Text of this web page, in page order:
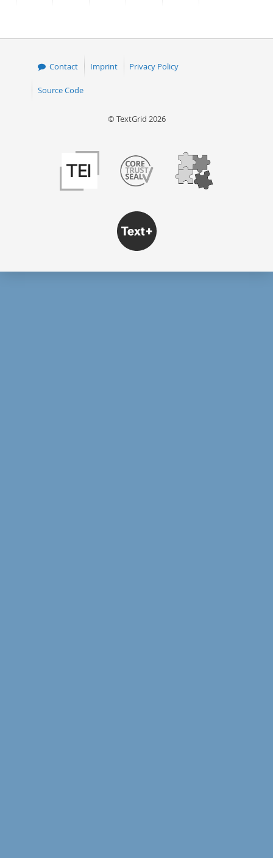
Contact Imprint Privacy Policy
Source Code
© TextGrid 2026